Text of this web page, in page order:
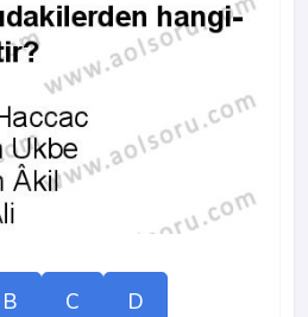
B C D